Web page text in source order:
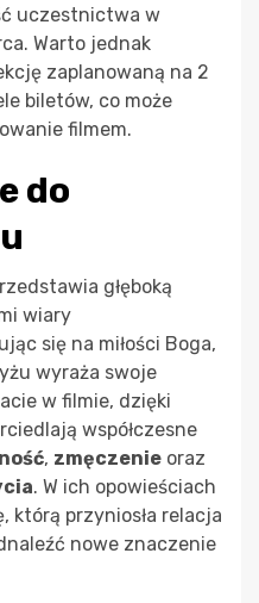
uczestnictwa w
Warto jednak
zaplanowaną na 2
biletów, co może
filmem.
do
głęboką
wiary
się na miłości Boga,
wyraża swoje
w filmie, dzięki
współczesne
, zmęczenie oraz
. W ich opowieściach
którą przyniosła relacja
nowe znaczenie